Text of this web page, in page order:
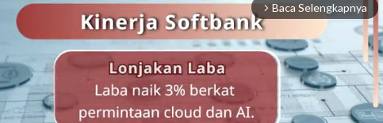
arrow_forward_ios Baca Selengkapnya